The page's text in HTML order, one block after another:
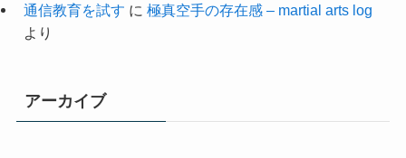
通信教育を試す に 極真空手の存在感 – martial arts log
より
アーカイブ